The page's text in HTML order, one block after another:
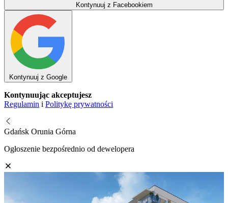
Kontynuuj z Facebookiem
Kontynuuj z Google
Kontynuując akceptujesz
Regulamin i Politykę prywatności
Gdańsk Orunia Górna
Ogłoszenie bezpośrednio od dewelopera